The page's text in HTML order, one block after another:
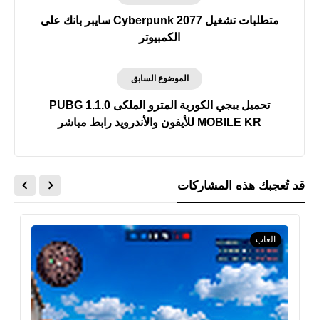
متطلبات تشغيل Cyberpunk 2077 سايبر بانك على
الكمبيوتر
الموضوع السابق
تحميل ببجي الكورية المترو الملكى 1.1.0 PUBG
MOBILE KR للأيفون والأندرويد رابط مباشر
قد تُعجبك هذه المشاركات
العاب